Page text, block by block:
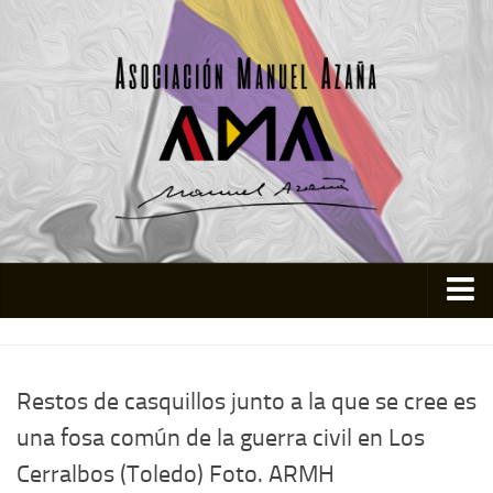
Restos de casquillos junto a la que se cree es
una fosa común de la guerra civil en Los
Cerralbos (Toledo) Foto. ARMH